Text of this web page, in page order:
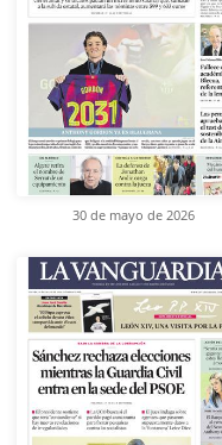
30 de mayo de 2026